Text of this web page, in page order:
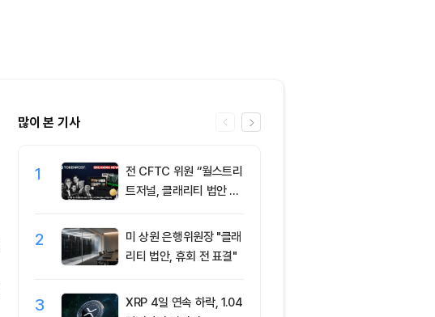
많이 본 기사
1
전 CFTC 위원 “월스트리
트저널, 클래리티 법안 오
2
미 상원 은행위원장 "클래
리티 법안, 휴회 전 표결"
3
XRP 4일 연속 하락, 1.04